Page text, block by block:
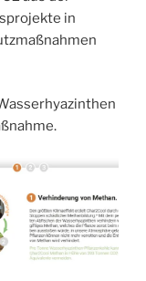
in